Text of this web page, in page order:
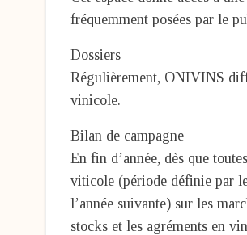
fréquemment posées par le
Dossiers
Régulièrement, ONIVINS
vinicole.
Bilan de campagne
En fin d’année, dès que
viticole (période définie par
l’année suivante) sur les
stocks et les agréments en